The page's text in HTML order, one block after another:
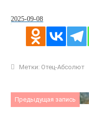
2025-09-08
Метки: Отец-Абсолют
Предыдущая запись